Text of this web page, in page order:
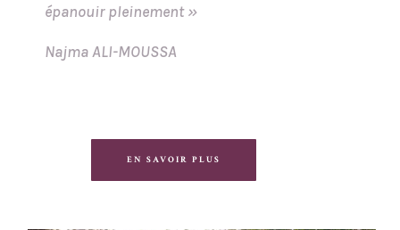
épanouir pleinement »
Najma ALI-MOUSSA
EN SAVOIR PLUS